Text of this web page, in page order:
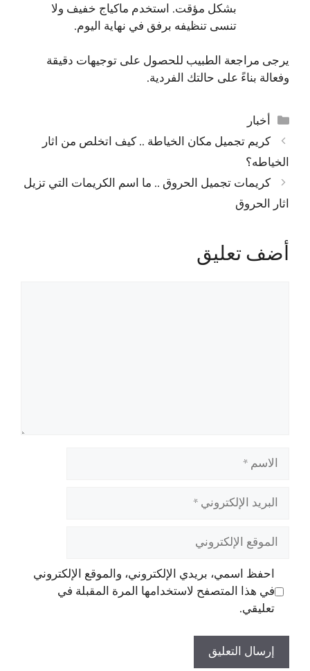
بشكل مؤقت. استخدم ماكياج خفيف ولا
تنسى تنظيفه برفق في نهاية اليوم.
يرجى مراجعة الطبيب للحصول على توجيهات دقيقة
وفعالة بناءً على حالتك الفردية.
التصنيفات
أخبار
كريم تجميل مكان الخياطة .. كيف اتخلص من اثار
الخياطه؟
كريمات تجميل الحروق .. ما اسم الكريمات التي تزيل
اثار الحروق
أضف تعليق
الاسم
البريد
الإلكتروني
الموقع
الإلكتروني
احفظ اسمي، بريدي الإلكتروني، والموقع الإلكتروني
في هذا المتصفح لاستخدامها المرة المقبلة في
تعليقي.